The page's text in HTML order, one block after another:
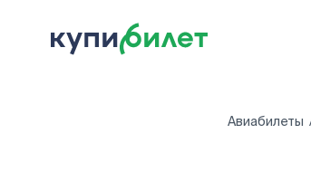
Авиабилеты